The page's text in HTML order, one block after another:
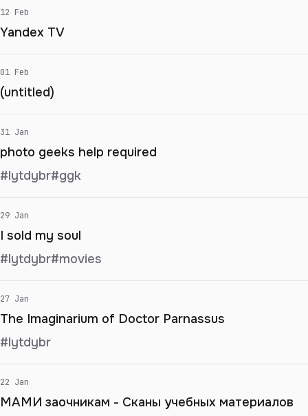
12 Feb
Yandex TV
01 Feb
(untitled)
31 Jan
photo geeks help required
#lytdybr#ggk
29 Jan
I sold my soul
#lytdybr#movies
27 Jan
The Imaginarium of Doctor Parnassus
#lytdybr
22 Jan
МАМИ заочникам - Сканы учебных материалов